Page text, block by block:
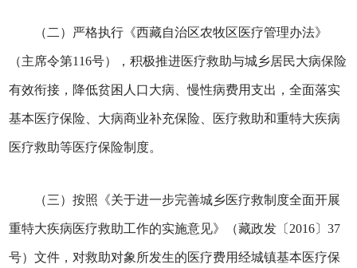
（二）严格执行《西藏自治区农牧区医疗管理办法》
（主席令第116号），积极推进医疗救助与城乡居民大病保险
有效衔接，降低贫困人口大病、慢性病费用支出，全面落实
基本医疗保险、大病商业补充保险、医疗救助和重特大疾病
医疗救助等医疗保险制度。
（三）按照《关于进一步完善城乡医疗救制度全面开展
重特大疾病医疗救助工作的实施意见》（藏政发〔2016〕37
号）文件，对救助对象所发生的医疗费用经城镇基本医疗保